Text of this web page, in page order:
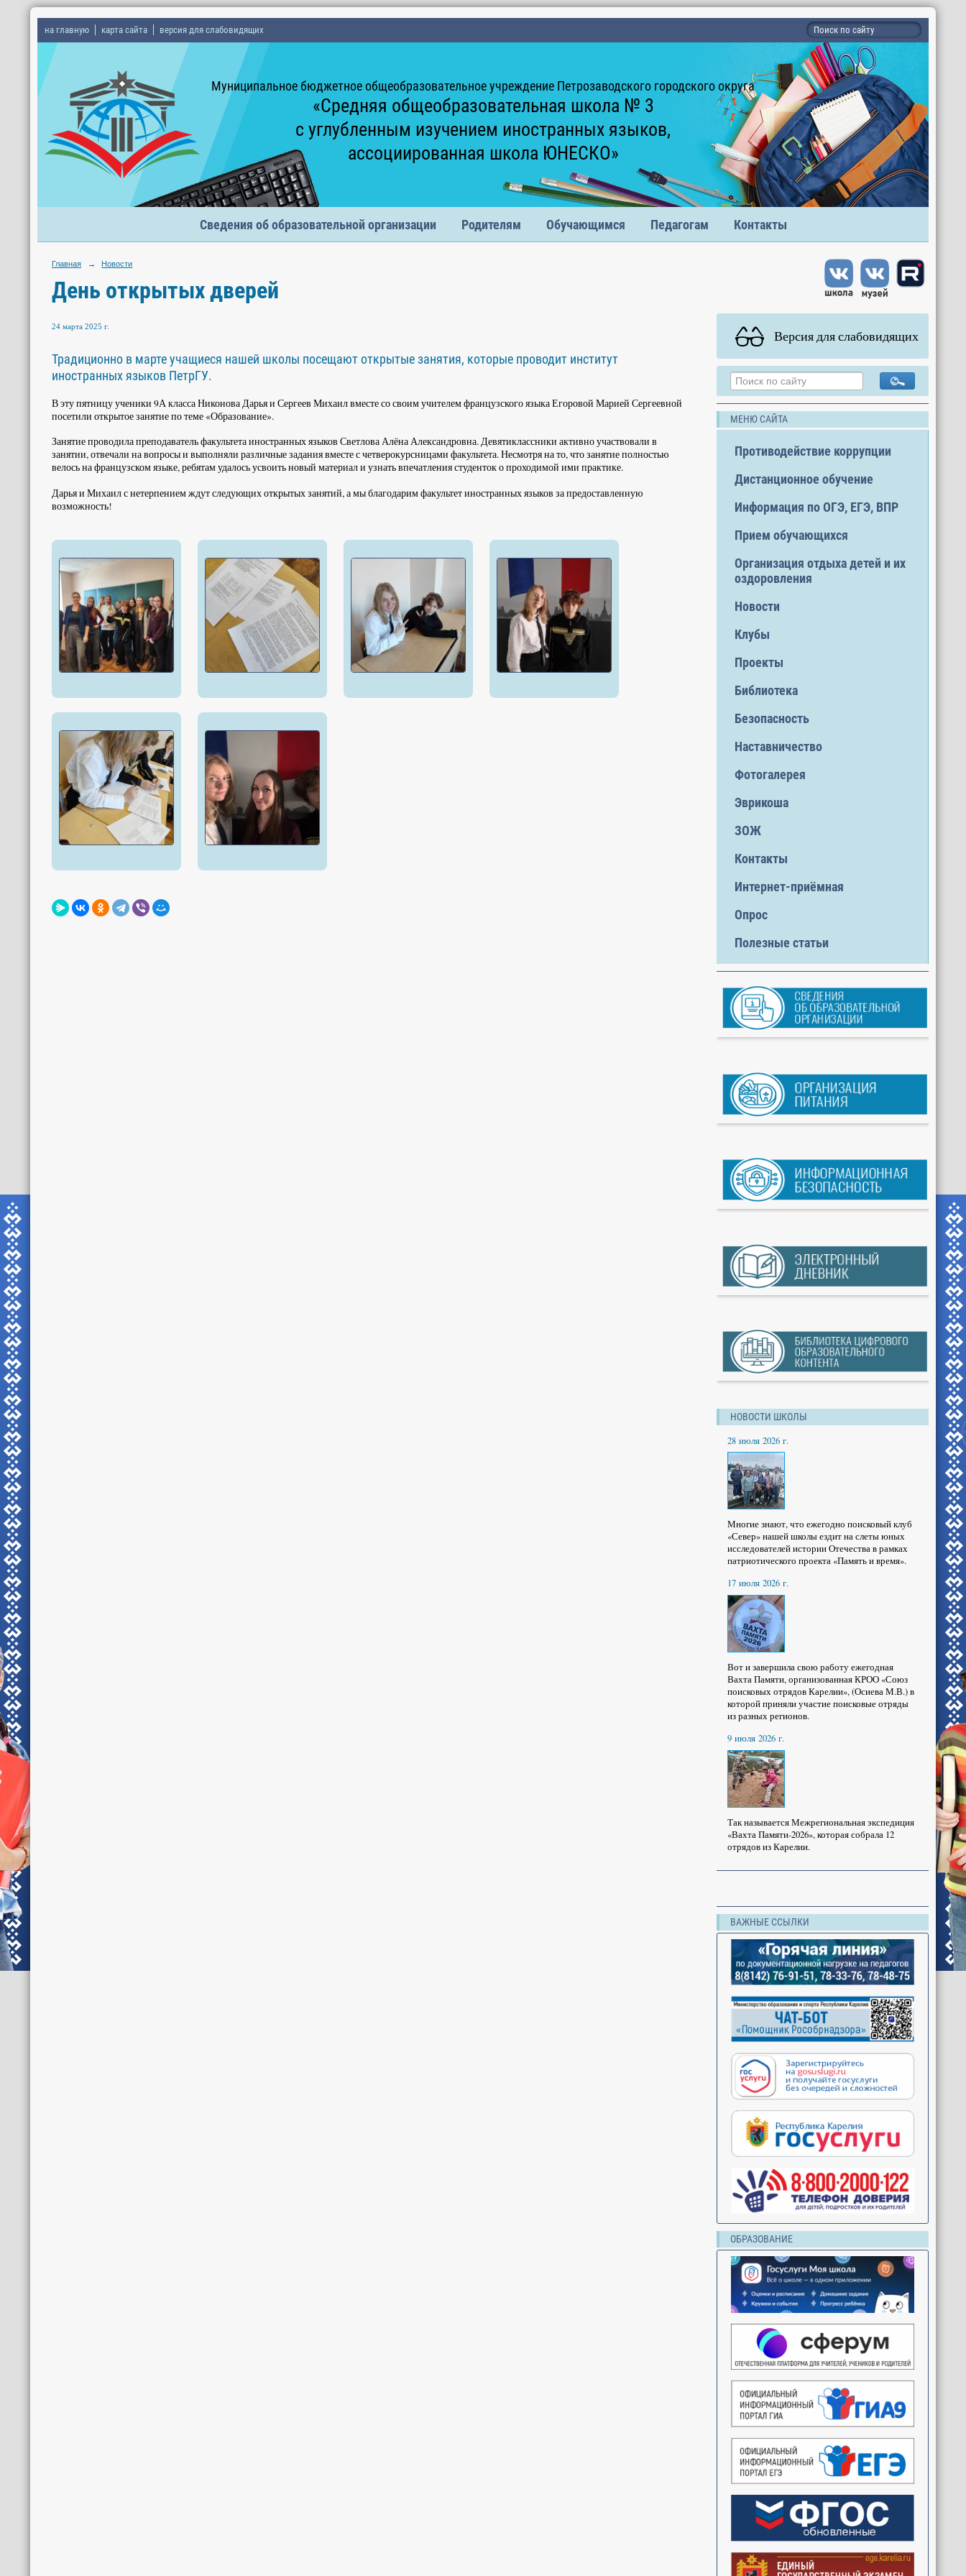
на главную карта сайта версия для слабовидящих
Муниципальное бюджетное общеобразовательное учреждение Петрозаводского городского округа
«Средняя общеобразовательная школа № 3
с углубленным изучением иностранных языков,
ассоциированная школа ЮНЕСКО»
Сведения об образовательной организации Родителям Обучающимся Педагогам Контакты
Главная → Новости
День открытых дверей
24 марта 2025 г.
Традиционно в марте учащиеся нашей школы посещают открытые занятия, которые проводит институт
иностранных языков ПетрГУ.
В эту пятницу ученики 9А класса Никонова Дарья и Сергеев Михаил вместе со своим учителем французского языка Егоровой Марией Сергеевной
посетили открытое занятие по теме «Образование».
Занятие проводила преподаватель факультета иностранных языков Светлова Алёна Александровна. Девятиклассники активно участвовали в
занятии, отвечали на вопросы и выполняли различные задания вместе с четверокурсницами факультета. Несмотря на то, что занятие полностью
велось на французском языке, ребятам удалось усвоить новый материал и узнать впечатления студенток о проходимой ими практике.
Дарья и Михаил с нетерпением ждут следующих открытых занятий, а мы благодарим факультет иностранных языков за предоставленную
возможность!
Версия для слабовидящих
МЕНЮ САЙТА
Противодействие коррупции
Дистанционное обучение
Информация по ОГЭ, ЕГЭ, ВПР
Прием обучающихся
Организация отдыха детей и их
оздоровления
Новости
Клубы
Проекты
Библиотека
Безопасность
Наставничество
Фотогалерея
Эврикоша
ЗОЖ
Контакты
Интернет-приёмная
Опрос
Полезные статьи
НОВОСТИ ШКОЛЫ
28 июля 2026 г.
Многие знают, что ежегодно поисковый клуб
«Север» нашей школы ездит на слеты юных
исследователей истории Отечества в рамках
патриотического проекта «Память и время».
17 июля 2026 г.
Вот и завершила свою работу ежегодная
Вахта Памяти, организованная КРОО «Союз
поисковых отрядов Карелии», (Осиева М.В.) в
которой приняли участие поисковые отряды
из разных регионов.
9 июля 2026 г.
Так называется Межрегиональная экспедиция
«Вахта Памяти-2026», которая собрала 12
отрядов из Карелии.
ВАЖНЫЕ ССЫЛКИ
ОБРАЗОВАНИЕ